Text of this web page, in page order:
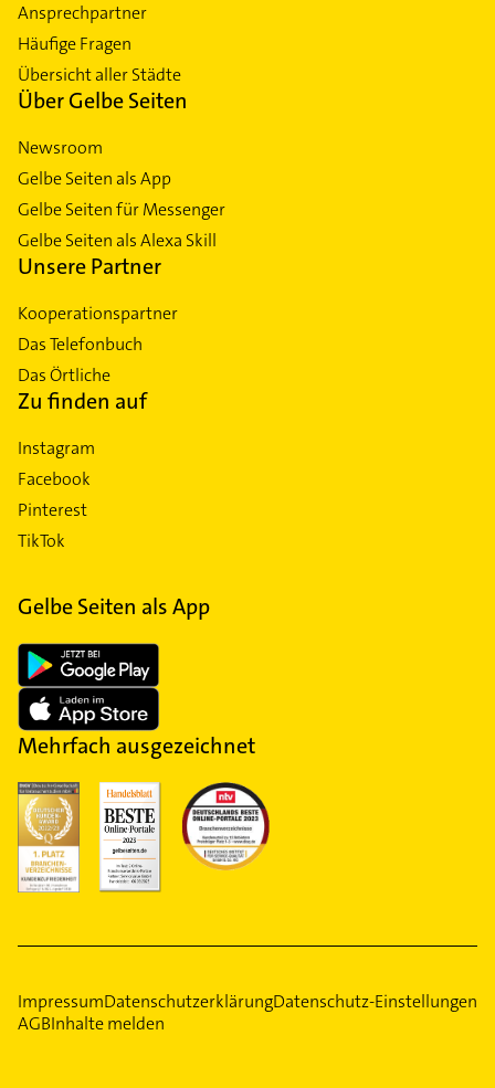
Ansprechpartner
Häufige Fragen
Übersicht aller Städte
Über Gelbe Seiten
Newsroom
Gelbe Seiten als App
Gelbe Seiten für Messenger
Gelbe Seiten als Alexa Skill
Unsere Partner
Kooperationspartner
Das Telefonbuch
Das Örtliche
Zu finden auf
Instagram
Facebook
Pinterest
TikTok
Gelbe Seiten als App
Mehrfach ausgezeichnet
ImpressumDatenschutzerklärungDatenschutz-Einstellungen
AGBInhalte melden